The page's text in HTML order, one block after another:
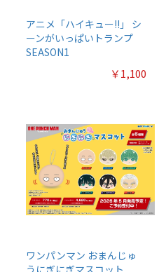
アニメ「ハイキュー!!」 シ
ーンがいっぱいトランプ
SEASON1
￥1,100
ワンパンマン おまんじゅ
うにぎにぎマスコット